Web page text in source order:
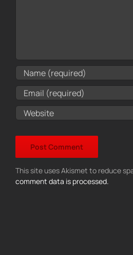
This site uses Akismet to reduce
comment data is processed.